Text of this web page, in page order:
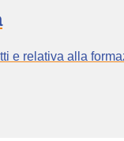
e relativa alla